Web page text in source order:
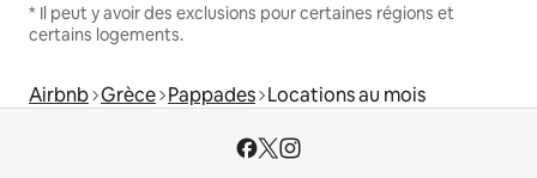
* Il peut y avoir des exclusions pour certaines régions et
certains logements.
Airbnb Grèce Pappades Locations au mois